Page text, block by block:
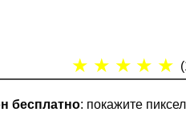
★ ★ ★ ★ ★ (
бесплатно: покажите